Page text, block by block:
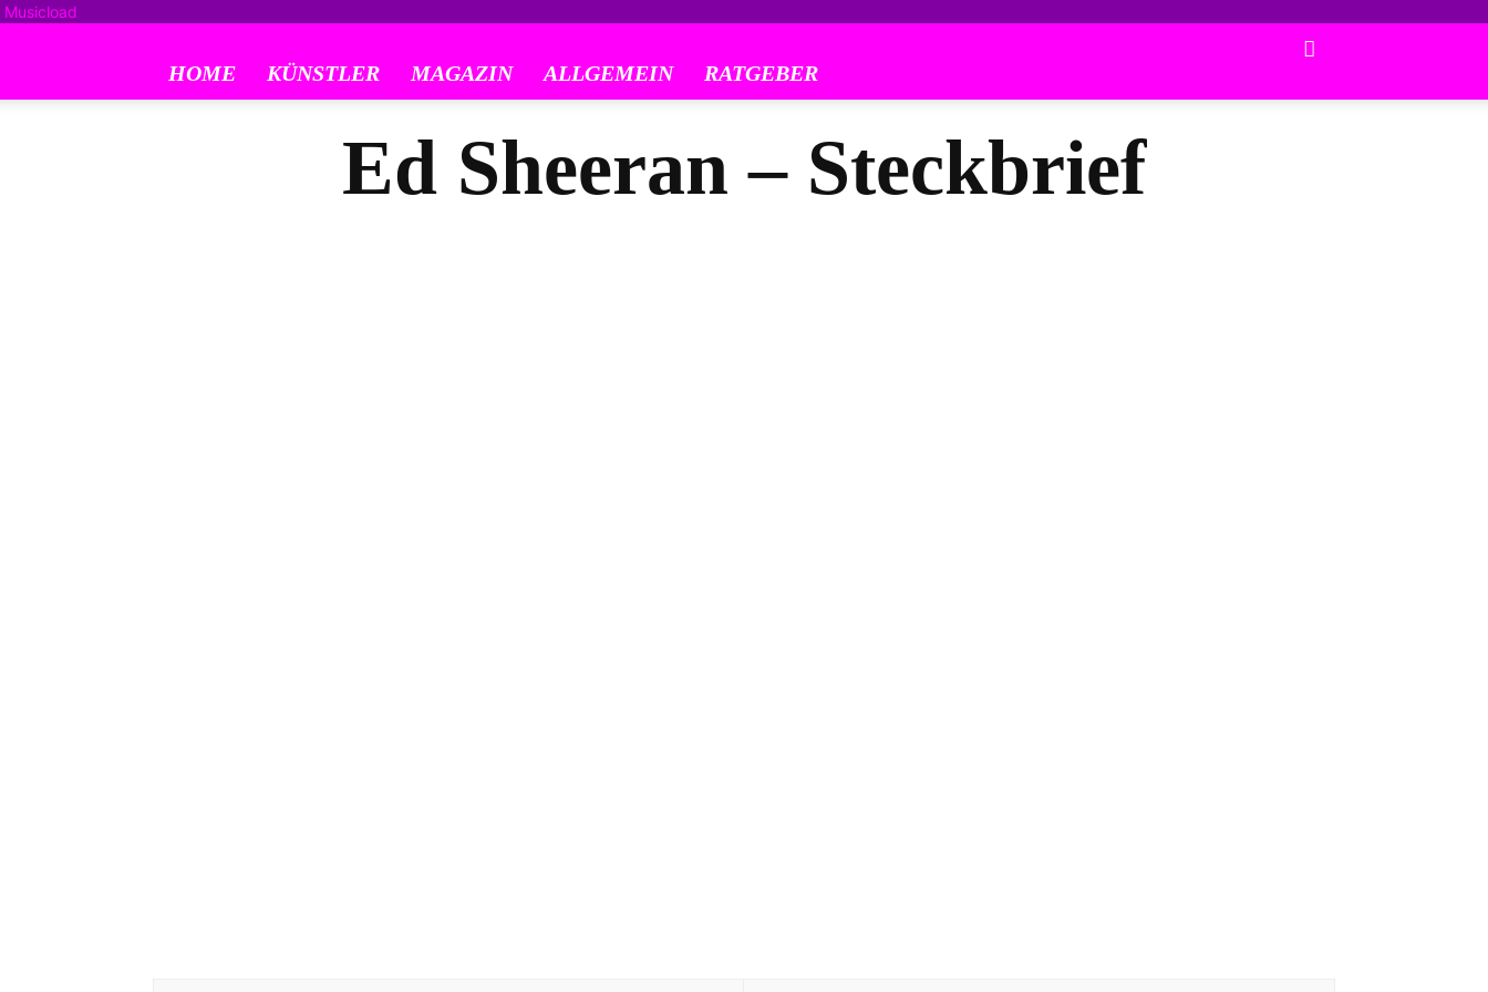
Musicload
HOME KÜNSTLER MAGAZIN ALLGEMEIN RATGEBER
Ed Sheeran – Steckbrief